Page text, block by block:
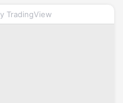
TradingView